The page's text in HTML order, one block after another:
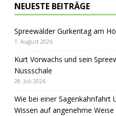
NEUESTE BEITRÄGE
Spreewälder Gurkentag am
1. August 2026
Kurt Vorwachs und sein
Nussschale
28. Juli 2026
Wie bei einer Sagenkahnfahrt
Wissen auf angenehme